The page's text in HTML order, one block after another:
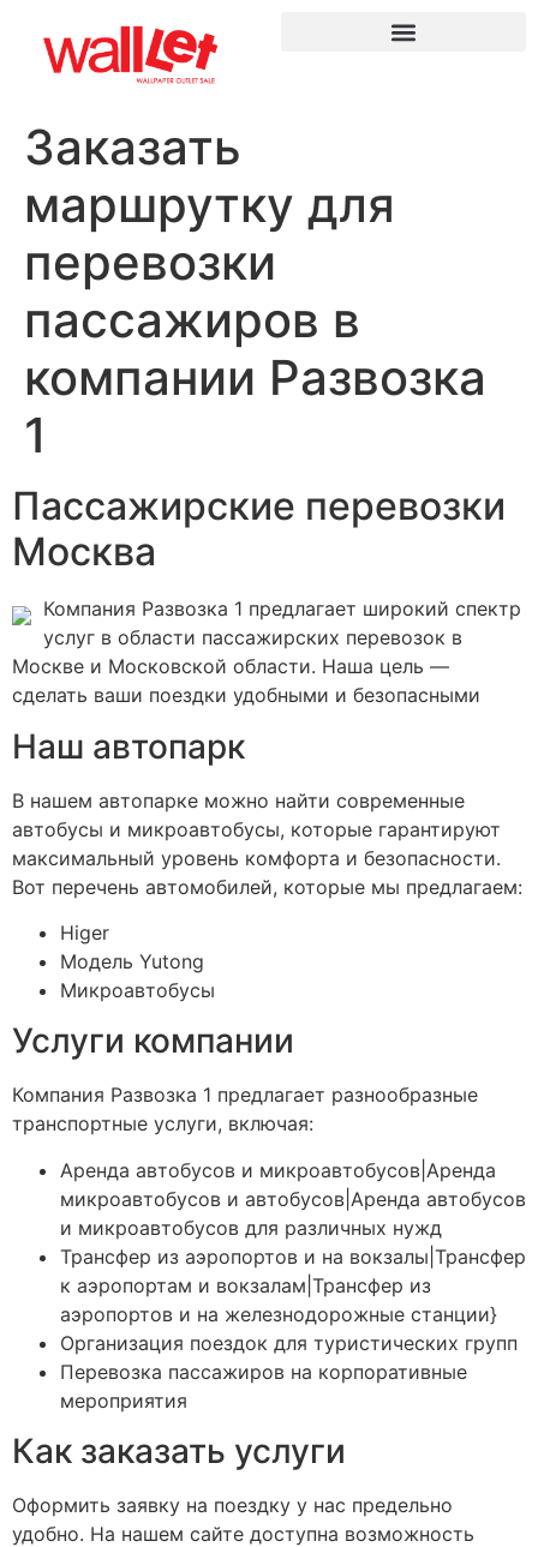
Заказать
маршрутку для
перевозки
пассажиров в
компании Развозка
1
Пассажирские перевозки
Москва
Компания Развозка 1 предлагает широкий спектр
услуг в области пассажирских перевозок в
Москве и Московской области. Наша цель —
сделать ваши поездки удобными и безопасными
Наш автопарк
В нашем автопарке можно найти современные
автобусы и микроавтобусы, которые гарантируют
максимальный уровень комфорта и безопасности.
Вот перечень автомобилей, которые мы предлагаем:
Higer
Модель Yutong
Микроавтобусы
Услуги компании
Компания Развозка 1 предлагает разнообразные
транспортные услуги, включая:
Аренда автобусов и микроавтобусов|Аренда
микроавтобусов и автобусов|Аренда автобусов
и микроавтобусов для различных нужд
Трансфер из аэропортов и на вокзалы|Трансфер
к аэропортам и вокзалам|Трансфер из
аэропортов и на железнодорожные станции}
Организация поездок для туристических групп
Перевозка пассажиров на корпоративные
мероприятия
Как заказать услуги
Оформить заявку на поездку у нас предельно
удобно. На нашем сайте доступна возможность